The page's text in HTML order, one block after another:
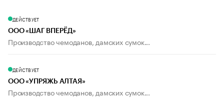
ДЕЙСТВУЕТ
ООО «ШАГ ВПЕРЁД»
Производство чемоданов, дамских сумок...
ДЕЙСТВУЕТ
ООО «УПРЯЖЬ АЛТАЯ»
Производство чемоданов, дамских сумок...